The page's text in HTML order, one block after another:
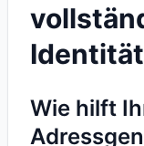
Wie hilft